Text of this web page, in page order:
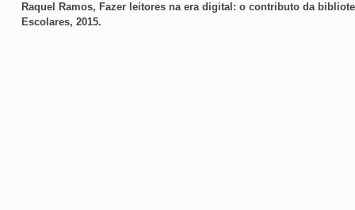
Raquel Ramos, Fazer leitores na era digital: o contributo da
Escolares, 2015.